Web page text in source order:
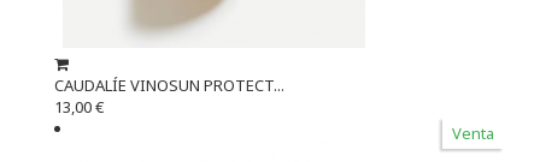
CAUDALÍE VINOSUN PROTECT...
13,00 €
Venta